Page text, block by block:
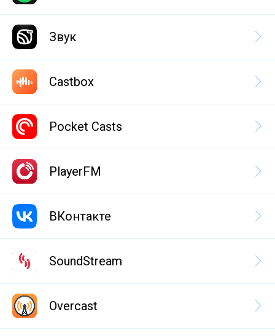
Звук
Castbox
Pocket Casts
PlayerFM
ВКонтакте
SoundStream
Overcast